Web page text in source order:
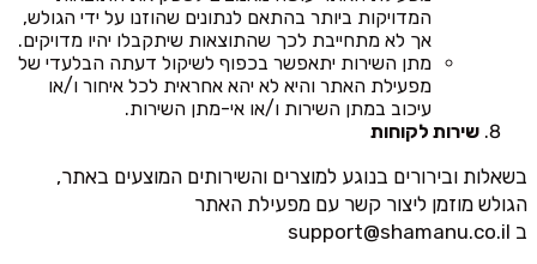
המדויקות ביותר בהתאם לנתונים שהוזנו על ידי הגולש,
אך לא מתחייבת לכך שהתוצאות שיתקבלו יהיו מדויקים.
מתן השירות יתאפשר בכפוף לשיקול דעתה הבלעדי של
מפעילת האתר והיא לא יהא אחראית לכל איחור ו/או
עיכוב במתן השירות ו/או אי-מתן השירות.
שירות לקוחות
בשאלות ובירורים בנוגע למוצרים והשירותים המוצעים באתר,
הגולש מוזמן ליצור קשר עם מפעילת האתר
ב support@shamanu.co.il